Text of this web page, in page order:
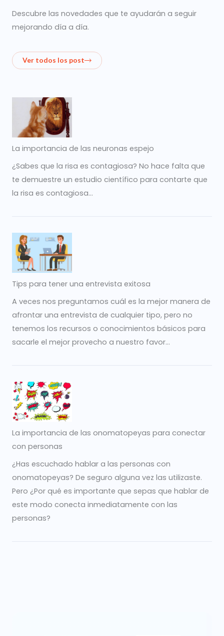
Descubre las novedades que te ayudarán a seguir
mejorando día a día.
Ver todos los post
La importancia de las neuronas espejo
¿Sabes que la risa es contagiosa? No hace falta que
te demuestre un estudio científico para contarte que
la risa es contagiosa…
Tips para tener una entrevista exitosa
A veces nos preguntamos cuál es la mejor manera de
afrontar una entrevista de cualquier tipo, pero no
tenemos los recursos o conocimientos básicos para
sacarle el mejor provecho a nuestro favor...
La importancia de las onomatopeyas para conectar
con personas
¿Has escuchado hablar a las personas con
onomatopeyas? De seguro alguna vez las utilizaste.
Pero ¿Por qué es importante que sepas que hablar de
este modo conecta inmediatamente con las
personas?